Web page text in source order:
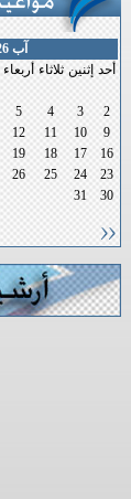
آب 2026
أحد إثنين ثلاثاء أربعاء
2
3
4
5
9
10
11
12
16
17
18
19
23
24
25
26
30
31